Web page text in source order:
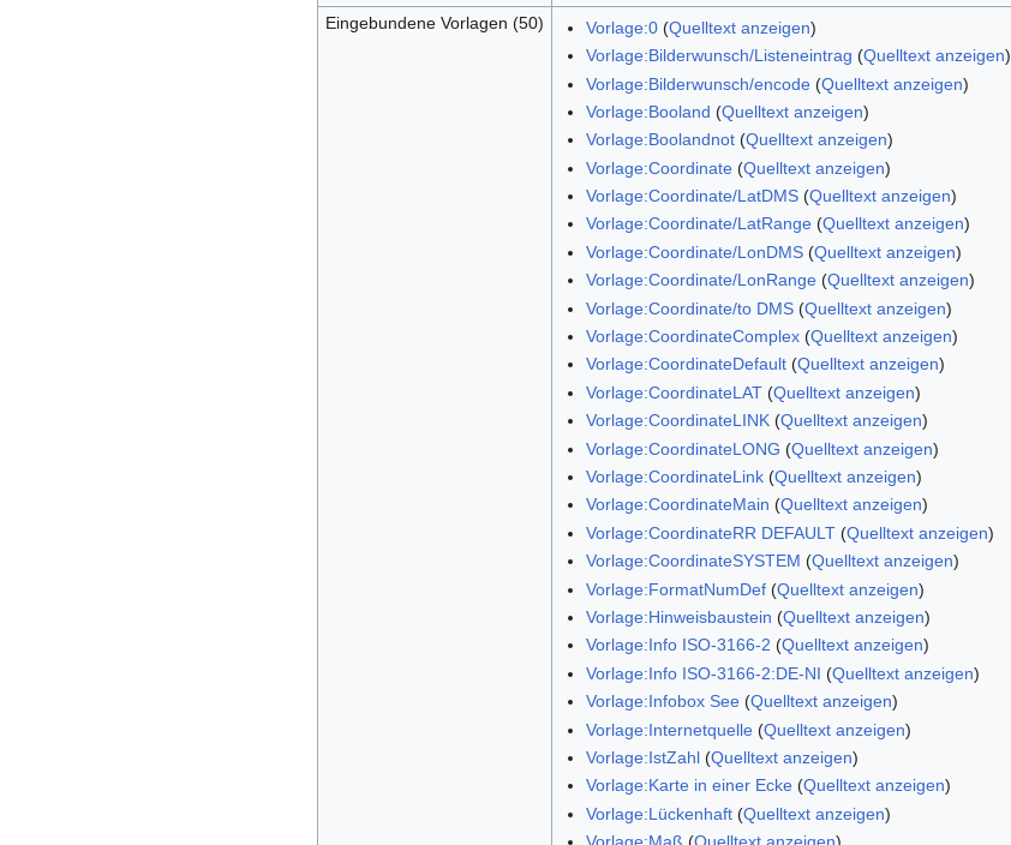
Eingebundene Vorlagen (50)
Vorlage:0(Quelltext anzeigen)
Vorlage:Bilderwunsch/Listeneintrag (Quelltext anzeigen)
Vorlage:Bilderwunsch/encode(Quelltext anzeigen)
Vorlage:Booland (Quelltext anzeigen)
Vorlage:Boolandnot(Quelltext anzeigen)
Vorlage:Coordinate(Quelltext anzeigen)
Vorlage:Coordinate/LatDMS(Quelltext anzeigen)
Vorlage:Coordinate/LatRange(Quelltext anzeigen)
Vorlage:Coordinate/LonDMS(Quelltext anzeigen)
Vorlage:Coordinate/LonRange(Quelltext anzeigen)
Vorlage:Coordinate/to DMS(Quelltext anzeigen)
Vorlage:CoordinateComplex(Quelltext anzeigen)
Vorlage:CoordinateDefault(Quelltext anzeigen)
Vorlage:CoordinateLAT(Quelltext anzeigen)
Vorlage:CoordinateLINK(Quelltext anzeigen)
Vorlage:CoordinateLONG (Quelltext anzeigen)
Vorlage:CoordinateLink(Quelltext anzeigen)
Vorlage:CoordinateMain (Quelltext anzeigen)
Vorlage:CoordinateRR DEFAULT(Quelltext anzeigen)
Vorlage:CoordinateSYSTEM (Quelltext anzeigen)
Vorlage:FormatNumDef(Quelltext anzeigen)
Vorlage:Hinweisbaustein (Quelltext anzeigen)
Vorlage:Info ISO-3166-2 (Quelltext anzeigen)
Vorlage:Info ISO-3166-2:DE-NI (Quelltext anzeigen)
Vorlage:Infobox See(Quelltext anzeigen)
Vorlage:Internetquelle(Quelltext anzeigen)
Vorlage:IstZahl(Quelltext anzeigen)
Vorlage:Karte in einer Ecke(Quelltext anzeigen)
Vorlage:Lückenhaft(Quelltext anzeigen)